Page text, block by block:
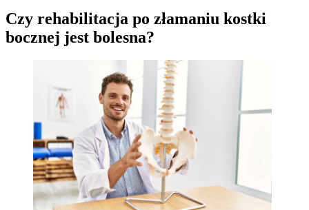
Czy rehabilitacja po złamaniu kostki
bocznej jest bolesna?